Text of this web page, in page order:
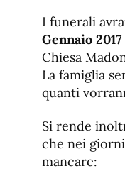
I funerali
Gennaio
Chiesa
La famiglia
quanti
Si rende
che nei
mancare: